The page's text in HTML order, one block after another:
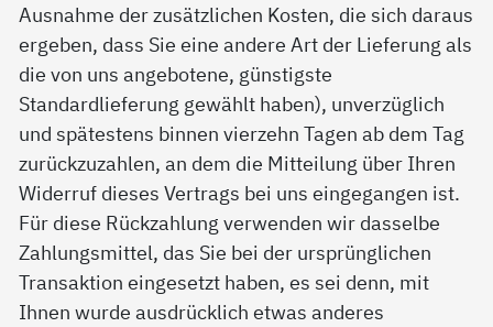
Ausnahme der zusätzlichen Kosten, die sich daraus
ergeben, dass Sie eine andere Art der Lieferung als
die von uns angebotene, günstigste
Standardlieferung gewählt haben), unverzüglich
und spätestens binnen vierzehn Tagen ab dem Tag
zurückzuzahlen, an dem die Mitteilung über Ihren
Widerruf dieses Vertrags bei uns eingegangen ist.
Für diese Rückzahlung verwenden wir dasselbe
Zahlungsmittel, das Sie bei der ursprünglichen
Transaktion eingesetzt haben, es sei denn, mit
Ihnen wurde ausdrücklich etwas anderes